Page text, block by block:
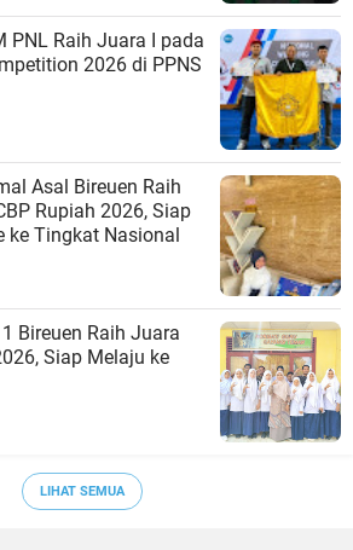
PNL Raih Juara I pada
2026 di PPNS
Asal Bireuen Raih
Rupiah 2026, Siap
ke Tingkat Nasional
Bireuen Raih Juara
Siap Melaju ke
LIHAT SEMUA